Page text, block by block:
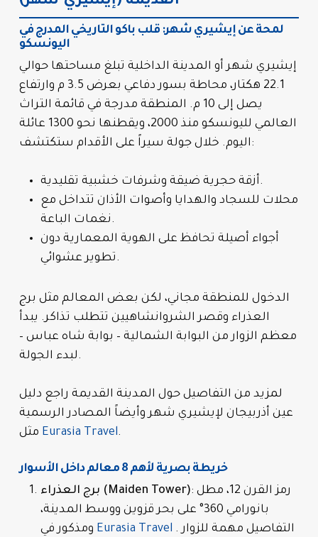
لمحة عن إيشيري شهر: قلب باكو التاريخي المدرج في
اليونسكو
إيشيري شهر أو المدينة الداخلية تبلغ مساحتها حوالي
22.1 هكتار، محاطة بسور دفاعي بعرض 3.5 م وارتفاع
يصل إلى 10 م. المنطقة مدرجة في قائمة التراث
العالمي لليونسكو منذ 2000، ويقطنها نحو 1300 عائلة
اليوم. خلال جولة سيراً على الأقدام ستكتشف:
أزقة حجرية ضيقة وشرفات خشبية تقليدية.
محلات للسجاد والهدايا وأصوات الأذان تتداخل مع
نغمات الباعة.
أجواء أصيلة تحافظ على الهوية المعمارية دون
تطوير عشوائي.
الدخول للمنطقة مجاني، لكن بعض المعالم مثل برج
العذراء وقصر الشروانشاهيين تتطلب تذاكر. يبدأ
معظم الزوار من البوابة الشمالية – بوابة شاه عباس –
لبدء الجولة.
لمزيد من التفاصيل حول المدينة القديمة راجع دليل
عين أذربيجان لإيشيري شهر وأيضاً المصادر الرسمية
Eurasia Travel.
خريطة بصرية لأهم 8 معالم داخل الأسوار
برج العذراء (Maiden Tower): رمز القرن 12، مطل
بانورامي 360° على بحر قزوين ووسط المدينة،
Eurasia Travel . التفاصيل مهمة للزوار